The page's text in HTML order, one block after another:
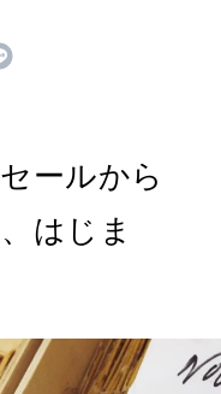
、夏のご褒美旅。」
です。』
れた 本当の歩き方。」
る 新しい一流店へ。」
ールから
はじま